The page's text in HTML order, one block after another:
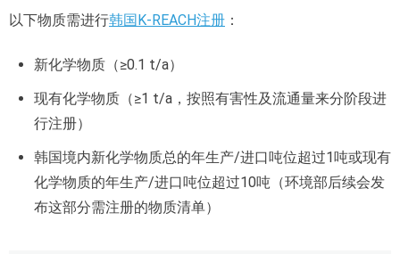
以下物质需进行韩国K-REACH注册 ：
新化学物质（≥0.1 t/a）
现有化学物质（≥1 t/a，按照有害性及流通量来分阶段进
行注册）
韩国境内新化学物质总的年生产/进口吨位超过1吨或现有
化学物质的年生产/进口吨位超过10吨（环境部后续会发
布这部分需注册的物质清单）